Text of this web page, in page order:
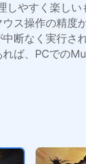
やすく楽し
ス操作の精
断なく実行さ
ば、PCでの